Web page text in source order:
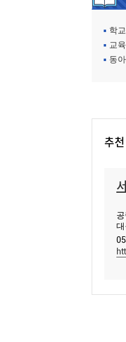
학
교
동
추
대